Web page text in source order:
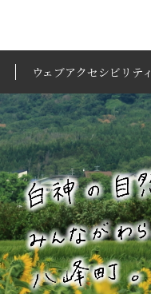
ウェブアクセシビリティ